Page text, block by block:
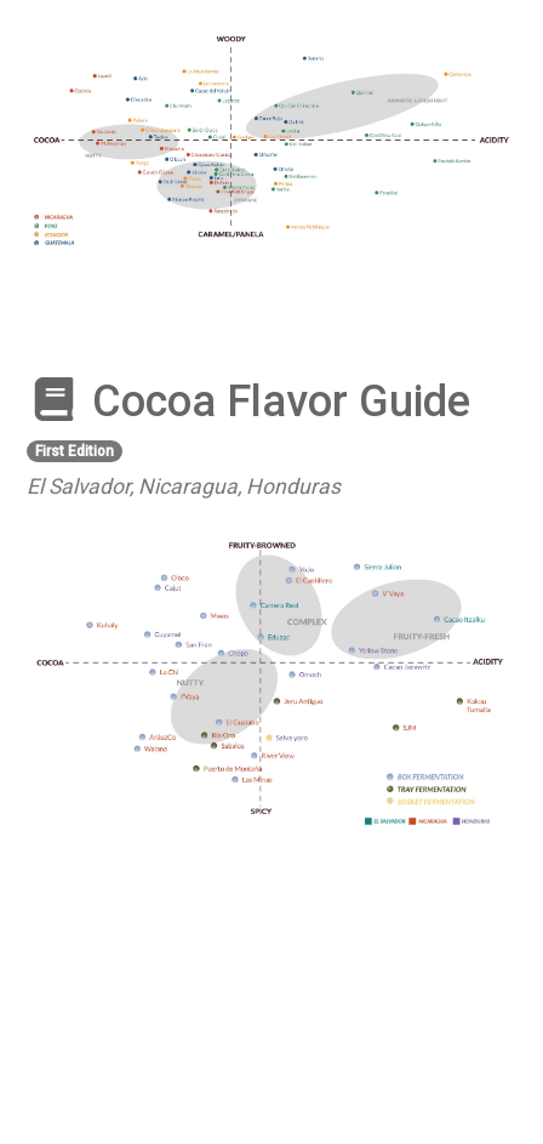
Cocoa Flavor Guide
First Edition
El Salvador, Nicaragua, Honduras